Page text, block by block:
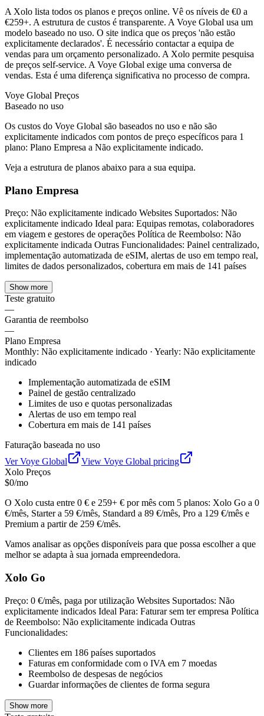
A Xolo lista todos os planos e preços online. Vê os níveis de €0 a
€259+. A estrutura de custos é transparente. A Voye Global usa um
modelo baseado no uso. O site indica que os preços 'não estão
explicitamente declarados'. É necessário contactar a equipa de
vendas para um orçamento personalizado. A Xolo permite pesquisa
de preços self-service. A Voye Global exige uma conversa de
vendas. Esta é uma diferença significativa no processo de compra.
Voye Global Preços
Baseado no uso
Os custos do Voye Global são baseados no uso e não são
explicitamente indicados com pontos de preço específicos para 1
plano: Plano Empresa a Não explicitamente indicado.
Veja a estrutura de planos abaixo para a sua equipa.
Plano Empresa
Preço: Não explicitamente indicado Websites Suportados: Não
explicitamente indicado Ideal para: Equipas remotas, colaboradores
em viagem e gestores de operações Política de Reembolso: Não
explicitamente indicada Outras Funcionalidades: Painel centralizado,
implementação automatizada de eSIM, alertas de uso em tempo real,
limites de dados personalizados, cobertura em mais de 141 países
Show more
Teste gratuito
—
Garantia de reembolso
—
Plano Empresa
Monthly: Não explicitamente indicado · Yearly: Não explicitamente
indicado
Implementação automatizada de eSIM
Painel de gestão centralizado
Limites de uso e quotas personalizadas
Alertas de uso em tempo real
Cobertura em mais de 141 países
Faturação baseada no uso
Ver Voye Global View Voye Global pricing
Xolo Preços
$0/mo
O Xolo custa entre 0 € e 259+ € por mês com 5 planos: Xolo Go a 0
€/mês, Starter a 59 €/mês, Standard a 89 €/mês, Pro a 129 €/mês e
Premium a partir de 259 €/mês.
Vamos analisar as opções disponíveis para que possa escolher a que
melhor se adapta à sua jornada empreendedora.
Xolo Go
Preço: 0 €/mês, paga por utilização Websites Suportados: Não
explicitamente indicados Ideal Para: Faturar sem ter empresa Política
de Reembolso: Não explicitamente indicada Outras
Funcionalidades:
Clientes em 186 países suportados
Faturas em conformidade com o IVA em 7 moedas
Reembolso de despesas de negócios
Guardar informações de clientes de forma segura
Show more